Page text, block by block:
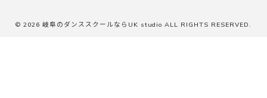
© 2026 岐阜のダンススクールならUK studio ALL RIGHTS RESERVED.